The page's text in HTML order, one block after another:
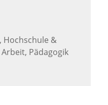
Hochschule &
Pädagogik